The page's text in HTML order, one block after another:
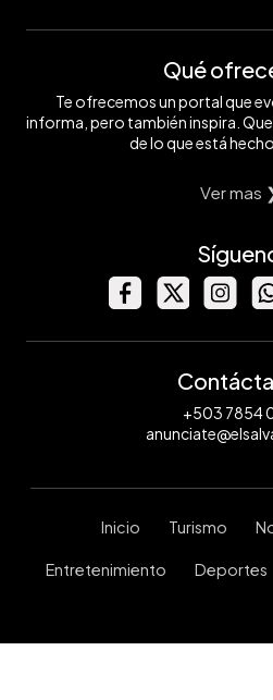
Qué
Te ofrecemos un portal que
informa, pero también inspira.
de lo que está
Ver mas
+503 7854
Inicio Turismo
Entretenimiento Deportes